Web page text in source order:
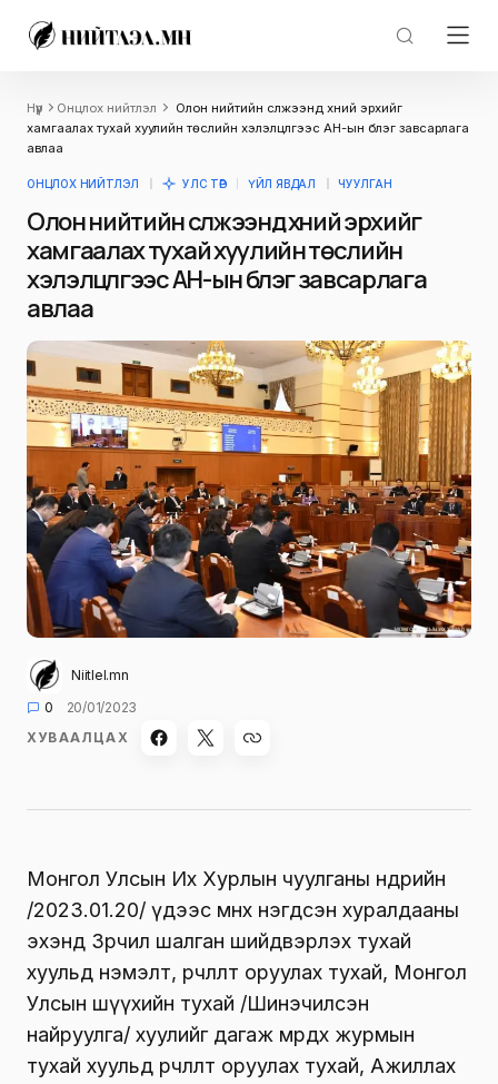
Нүүр Онцлох нийтлэл
Олон нийтийн сүлжээнд хүний эрхийг
хамгаалах тухай хуулийн төслийн хэлэлцүүлгээс АН-ын бүлэг завсарлага
авлаа
ОНЦЛОХ НИЙТЛЭЛ УЛС ТӨР ҮЙЛ ЯВДАЛ ЧУУЛГАН
Олон нийтийн сүлжээнд хүний эрхийг
хамгаалах тухай хуулийн төслийн
хэлэлцүүлгээс АН-ын бүлэг завсарлага
авлаа
Niitlel.mn
0
20/01/2023
ХУВААЛЦАХ
Монгол Улсын Их Хурлын чуулганы өнөөдрийн
/2023.01.20/ үдээс өмнөх нэгдсэн хуралдааны
эхэнд Зөрчил шалган шийдвэрлэх тухай
хуульд нэмэлт, өөрчлөлт оруулах тухай, Монгол
Улсын шүүхийн тухай /Шинэчилсэн
найруулга/ хуулийг дагаж мөрдөх журмын
тухай хуульд өөрчлөлт оруулах тухай, Ажиллах